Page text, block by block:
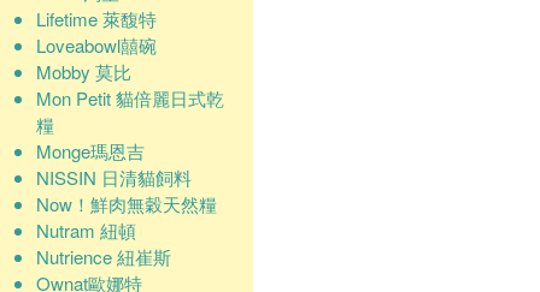
Lifetime 萊馥特
Loveabowl囍碗
Mobby 莫比
Mon Petit 貓倍麗日式乾
糧
Monge瑪恩吉
NISSIN 日清貓飼料
Now！鮮肉無穀天然糧
Nutram 紐頓
Nutrience 紐崔斯
Ownat歐娜特